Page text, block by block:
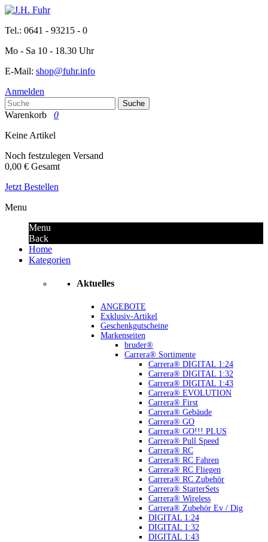
Tel.: 0641 - 93215 - 0
Mo - Sa 10 - 18.30 Uhr
E-Mail: shop@fuhr.info
Anmelden
Suche
Warenkorb
0
Keine Artikel
Noch festzulegen Versand
0,00 € Gesamt
Jetzt Bestellen
Menu
Menu
Back
Home
Kategorien
Aktuelles
ANGEBOTE
Exklusiv-Artikel
Geschenkgutscheine
Markenseiten
bruder®
Carrera® Sortimente
Carrera® DIGITAL 1:24
Carrera® DIGITAL 1:32
Carrera® DIGITAL 1:43
Carrera® EVOLUTION
Carrera® First
Carrera® Gebäude
Carrera® GO
Carrera® GO!!! PLUS
Carrera® Pull Speed
Carrera® RC
Carrera® RC Fahren
Carrera® RC Fliegen
Carrera® RC Zubehör
Carrera® StarterSets
Carrera® Wireless
Carrera® Zubehör Ev / Dig
DIGITAL 1:24
DIGITAL 1:32
DIGITAL 1:43